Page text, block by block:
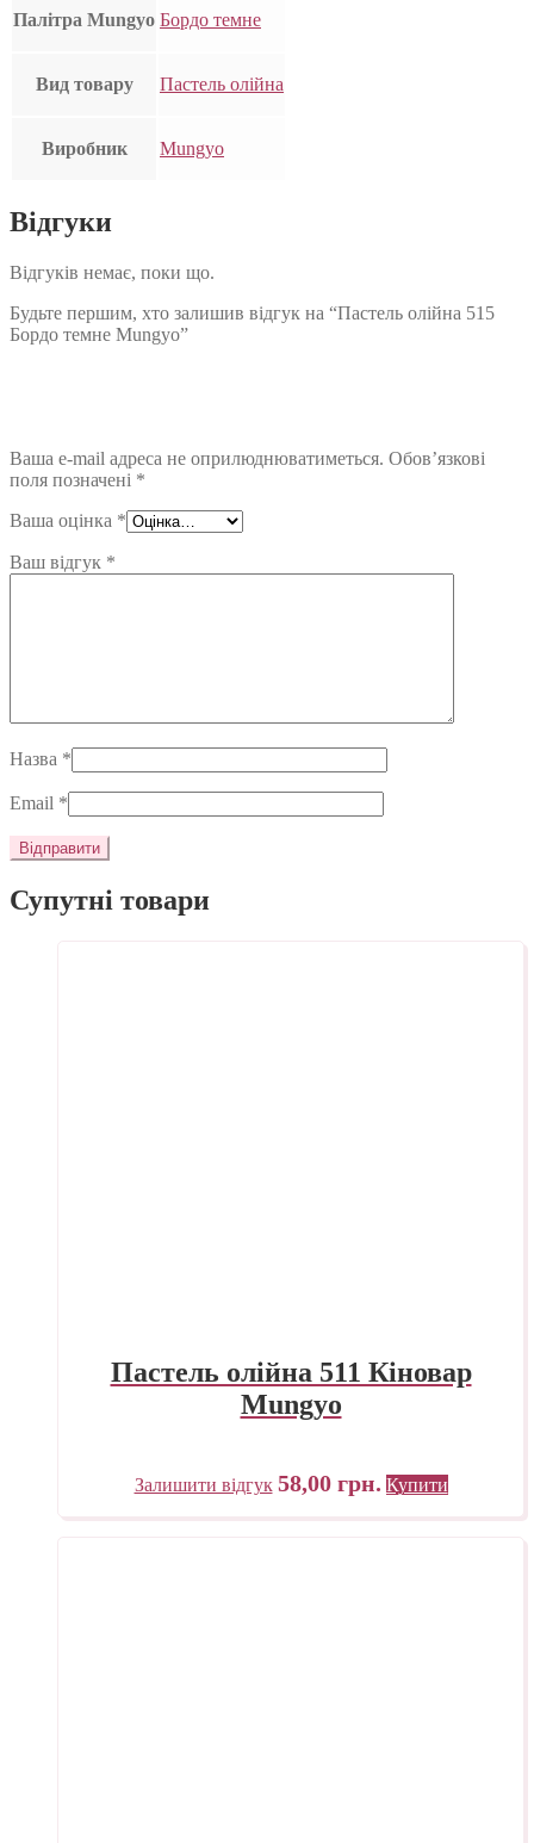
Палітра Mungyo Бордо темне
Вид товару Пастель олійна
Виробник Mungyo
Відгуки
Відгуків немає, поки що.
Будьте першим, хто залишив відгук на “Пастель олійна 515
Бордо темне Mungyo”
Ваша e-mail адреса не оприлюднюватиметься. Обов’язкові
поля позначені *
Ваша оцінка *
Ваш відгук *
Назва *
Email *
Супутні товари
Пастель олійна 511 Кіновар
Mungyo
Залишити відгук 58,00 грн. Купити